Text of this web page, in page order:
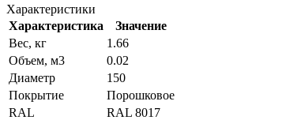
Характеристики
Характеристика
Значение
Вес, кг
1.66
Объем, м3
0.02
Диаметр
150
Покрытие
Порошковое
RAL
RAL 8017